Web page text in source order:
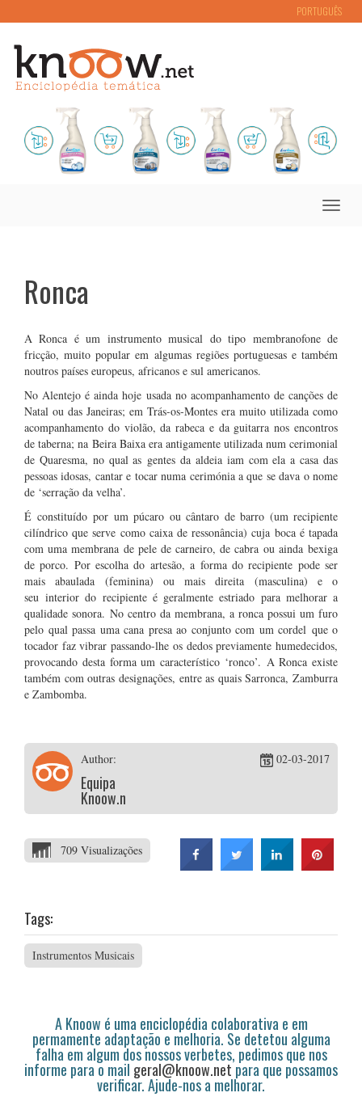
PORTUGUÊS
Toggle
Ronca
A Ronca é um instrumento musical do tipo membranofone de
fricção, muito popular em algumas regiões portuguesas e também
noutros países europeus, africanos e sul americanos.
No Alentejo é ainda hoje usada no acompanhamento de canções de
Natal ou das Janeiras; em Trás-os-Montes era muito utilizada como
acompanhamento do violão, da rabeca e da guitarra nos encontros
de taberna; na Beira Baixa era antigamente utilizada num cerimonial
de Quaresma, no qual as gentes da aldeia iam com ela a casa das
pessoas idosas, cantar e tocar numa cerimónia a que se dava o nome
de ‘serração da velha’.
É constituído por um púcaro ou cântaro de barro (um recipiente
cilíndrico que serve como caixa de ressonância) cuja boca é tapada
com uma membrana de pele de carneiro, de cabra ou ainda bexiga
de porco. Por escolha do artesão, a forma do recipiente pode ser
mais abaulada (feminina) ou mais direita (masculina) e o
seu interior do recipiente é geralmente estriado para melhorar a
qualidade sonora. No centro da membrana, a ronca possui um furo
pelo qual passa uma cana presa ao conjunto com um cordel que o
tocador faz vibrar passando-lhe os dedos previamente humedecidos,
provocando desta forma um característico ‘ronco’. A Ronca existe
também com outras designações, entre as quais Sarronca, Zamburra
e Zambomba.
Author:
Equipa
Knoow.net
02-03-2017
709 Visualizações
Tags:
Instrumentos Musicais
A Knoow é uma enciclopédia colaborativa e em
permamente adaptação e melhoria. Se detetou alguma
falha em algum dos nossos verbetes, pedimos que nos
informe para o mail geral@knoow.netpara que possamos
verificar. Ajude-nos a melhorar.